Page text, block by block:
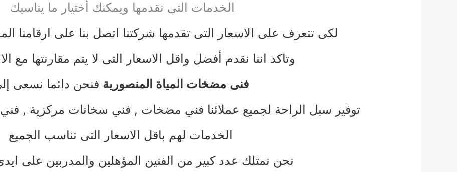
الخدمات التى نقدمها ويمكنك أختيار ما يناسبك
لكى تتعرف على الاسعار التى تقدمها شركتنا اتصل بنا على ارقامنا
وتاكد اننا نقدم أفضل واقل الاسعار التى لا يتم مقارنتها مع
فنى مضخات المياة المنصورية فنحن دائما نسعى
توفير سبل الراحة لجميع عملائنا فني مضخات , فني سخانات مركز ية , فني
الخدمات لهم باقل الاسعار التى تناسب الجميع
نحن نمتلك عدد كبير من الفنين المؤهلين والمدربين على